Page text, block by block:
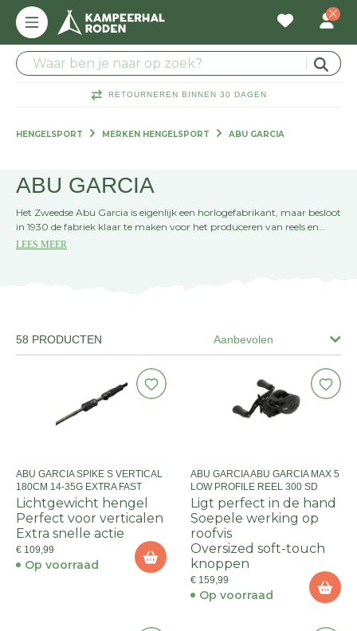
RETOURNEREN BINNEN 30 DAGEN
HENGELSPORT MERKEN HENGELSPORT ABU GARCIA
ABU GARCIA
Het Zweedse Abu Garcia is eigenlijk een horlogefabrikant, maar besloot
in 1930 de fabriek klaar te maken voor het produceren van reels en
molens. Abu Garcia heeft een bijna smetteloze reputatie als het gaat
LEES MEER
Aanbevolen
58 PRODUCTEN
ABU GARCIA SPIKE S VERTICAL
180CM 14-35G EXTRA FAST
Lichtgewicht hengel
Perfect voor verticalen
Extra snelle actie
€ 109,99
Op voorraad
ABU GARCIA ABU GARCIA MAX 5
LOW PROFILE REEL 300 SD
Ligt perfect in de hand
Soepele werking op
roofvis
Oversized soft-touch
knoppen
€ 159,99
Op voorraad